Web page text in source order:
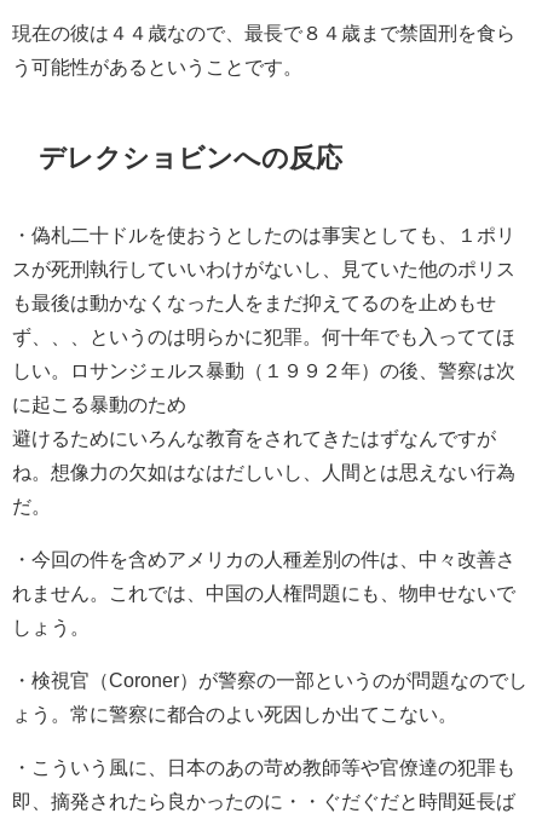
現在の彼は４４歳なので、最長で８４歳まで禁固刑を食ら
う可能性があるということです。
デレクショビンへの反応
・ 偽札二十ドルを使おうとしたのは事実としても、１ポリ
スが死刑執行していいわけがないし、見ていた他のポリス
も最後は動かなくなった人をまだ抑えてるのを 止めもせ
ず、、、というのは明らかに犯罪。何十年でも入っててほ
しい。
ロサンジェルス暴動（１９９２年）の後、警察は次
に起こる暴動のため
避けるためにいろんな教育をされてきたはずなんですが
ね。想像力の欠如はなはだしいし、人間とは思えない行為
だ。
・ 今回の件を含めアメリカの人種差別の件は、中々改善さ
れません。これでは、中国の人権問題にも、物申せないで
しょう。
・ 検視官（Coroner）が警察の一部というのが問題なのでし
ょう。 常に警察に都合のよい死因しか出てこない。
・ こういう風に、日本のあの苛め教師等や官僚達の犯罪も
即、摘発されたら良かったのに・・ ぐだぐだと時間延長ば